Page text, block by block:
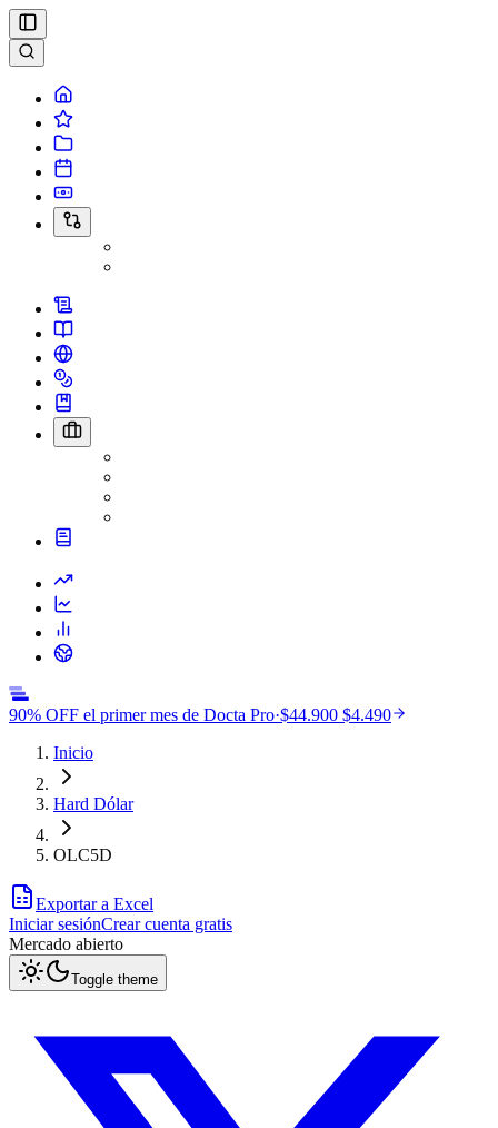
90% OFF el primer mes de Docta Pro·$44.900 $4.490
Inicio
Hard Dólar
OLC5D
Exportar a Excel
Iniciar sesiónCrear cuenta gratis
Mercado abierto
Toggle theme